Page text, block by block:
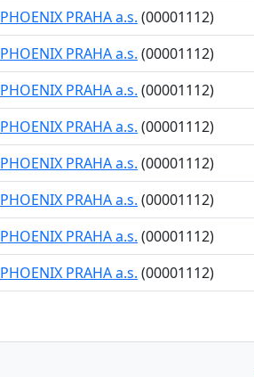
PHOENIX PRAHA a.s. (00001112)
PHOENIX PRAHA a.s. (00001112)
PHOENIX PRAHA a.s. (00001112)
PHOENIX PRAHA a.s. (00001112)
PHOENIX PRAHA a.s. (00001112)
PHOENIX PRAHA a.s. (00001112)
PHOENIX PRAHA a.s. (00001112)
PHOENIX PRAHA a.s. (00001112)